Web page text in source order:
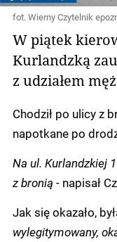
fot. Wierny Czytelnik
W piątek
Kurlandzką
z udziałem
Chodził po ulicy z
napotkane po
Na ul. Kurlandzkiej
z bronią - napisał
Jak się okazało,
wylegitymowany,